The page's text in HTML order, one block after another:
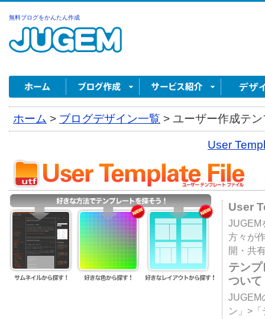
無料ブログをかんたん作成
ホーム > ブログデザイン一覧 > ユーザー作成テ
User
User
JUGEM
方々が
開・共
テン
ついて
JUGEM
ン」>